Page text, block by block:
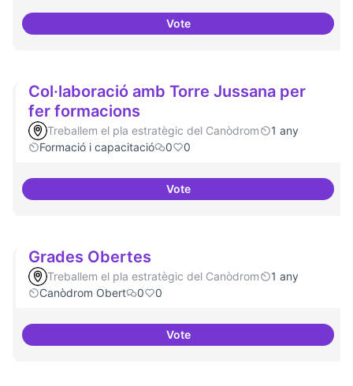
VoteTallers de col·laboració
Col·laboració amb Torre Jussana per
fer formacions
Treballem el pla estratègic del Canòdrom
1 any
Formació i capacitació
0 0
VoteCol·laboració amb Torre
Grades Obertes
Treballem el pla estratègic del Canòdrom
1 any
Canòdrom Obert
0 0
VoteGrades Obertes